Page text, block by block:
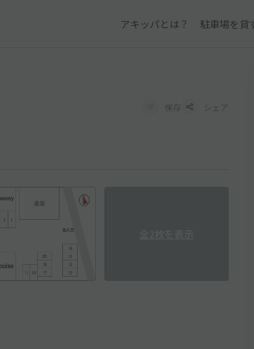
アキッパとは？ 駐車場を貸
保存 シェア